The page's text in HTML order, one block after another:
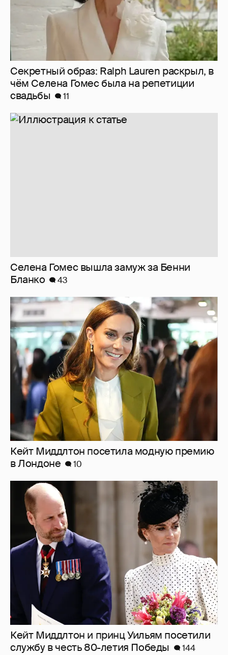
Секретный образ: Ralph Lauren раскрыл, в
чём Селена Гомес была на репетиции
свадьбы
11
Селена Гомес вышла замуж за Бенни
Бланко
43
Кейт Миддлтон посетила модную премию
в Лондоне
10
Кейт Миддлтон и принц Уильям посетили
службу в честь 80-летия Победы
144